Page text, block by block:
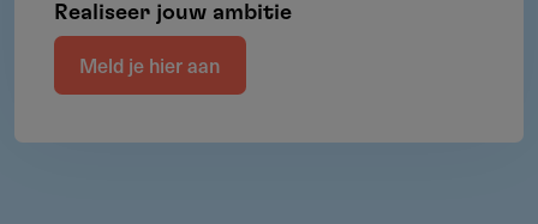
Realiseer jouw ambitie
Meld je hier aan